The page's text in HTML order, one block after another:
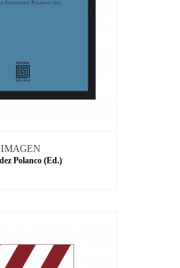
Polanco (Ed.)